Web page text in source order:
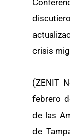
crisis
(ZENIT
febrero
de las
de